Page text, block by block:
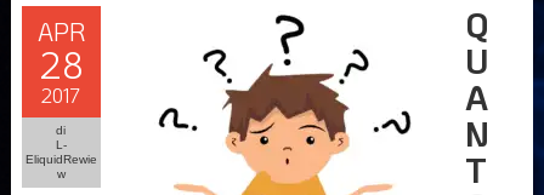
APR
28
2017
di
L-
EliquidRewie
w
Q
U
A
N
T